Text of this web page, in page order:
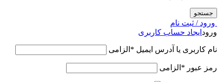
جستجو
ورود / ثبت نام
ورود ایجاد حساب کاربری
نام کاربری یا آدرس ایمیل * الزامی
رمز عبور * الزامی